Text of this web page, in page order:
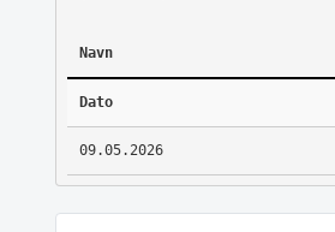
Navn
Dato
09.05.2026